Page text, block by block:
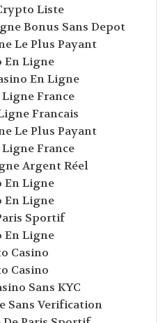
Liste
Bonus Sans Depot
Le Plus Payant
En Ligne
En Ligne
Ligne France
Francais
Le Plus Payant
Ligne France
Argent Réel
En Ligne
En Ligne
Sportif
En Ligne
Casino
Casino
Sans KYC
Sans Verification